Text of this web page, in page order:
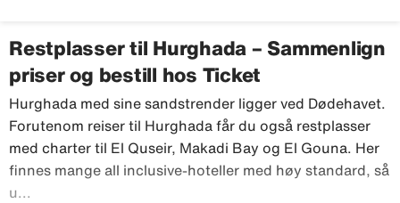
Restplasser til Hurghada – Sammenlign
priser og bestill hos Ticket
Hurghada med sine sandstrender ligger ved Dødehavet.
Forutenom reiser til Hurghada får du også restplasser
med charter til El Quseir, Makadi Bay og El Gouna. Her
finnes mange all inclusive-hoteller med høy standard, så
u...